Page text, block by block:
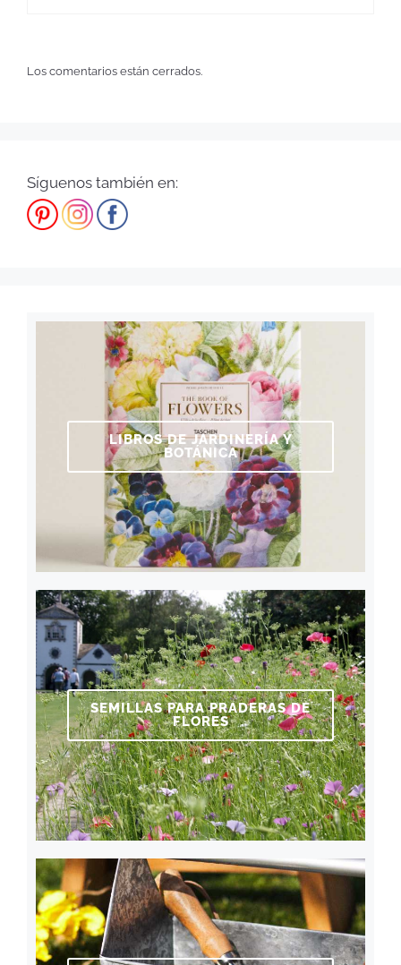
Los comentarios están cerrados.
Síguenos también en:
LIBROS DE JARDINERÍA Y
BOTÁNICA
SEMILLAS PARA PRADERAS DE
FLORES